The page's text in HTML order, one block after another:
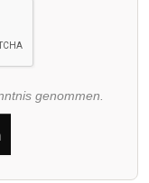
genommen.